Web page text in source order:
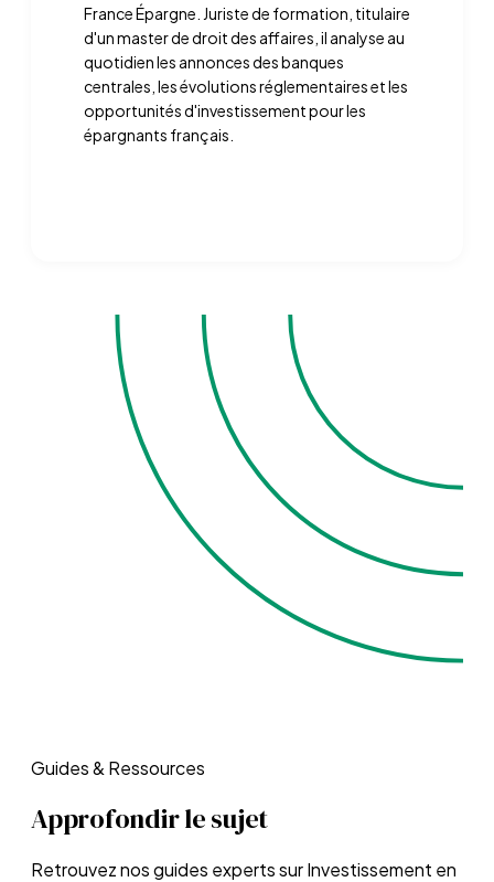
France Épargne. Juriste de formation, titulaire
d'un master de droit des affaires, il analyse au
quotidien les annonces des banques
centrales, les évolutions réglementaires et les
opportunités d'investissement pour les
épargnants français.
Guides & Ressources
Approfondir le sujet
Retrouvez nos guides experts surInvestissement en